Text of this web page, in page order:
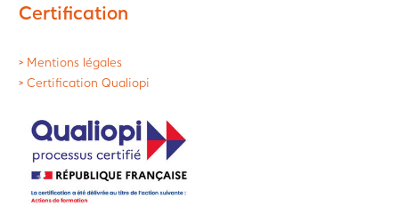
Certification
> Mentions légales
> Certification Qualiopi